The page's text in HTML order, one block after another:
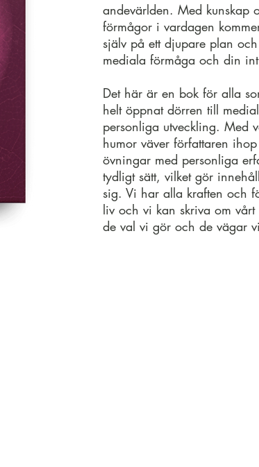
andevärlden. Med kunskap
förmågor i vardagen
själv på ett djupare plan
mediala förmåga och din
Det här är en bok för alla
helt öppnat dörren till
personliga utveckling. Med
humor väver författaren
övningar med personliga
tydligt sätt, vilket gör
sig. Vi har alla kraften och
liv och vi kan skriva om
de val vi gör och de vägar